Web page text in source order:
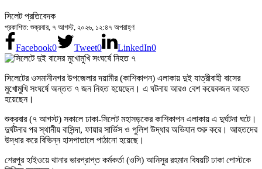
সিলেট প্রতিবেদক
প্রকাশিত: শুক্রবার, ৭ আগস্ট, ২০২৬, ১২:৪৭ অপরাহ্ণ
Facebook0 Tweet0 LinkedIn0
সিলেটের ওসমানীনগর উপজেলার দয়ামীর (কাশিকাপন) এলাকায় দুই যাত্রীবাহী বাসের
মুখোমুখি সংঘর্ষে অন্তত ৭ জন নিহত হয়েছেন। এ ঘটনায় আরও বেশ কয়েকজন আহত
হয়েছেন।
শুক্রবার (৭ আগস্ট) সকালে ঢাকা-সিলেট মহাসড়কের কাশিকাপন এলাকায় এ দুর্ঘটনা ঘটে।
দুর্ঘটনার পর স্থানীয় বাসিন্দা, ফায়ার সার্ভিস ও পুলিশ উদ্ধার অভিযান শুরু করে। আহতদের
উদ্ধার করে বিভিন্ন হাসপাতালে পাঠানো হয়েছে।
শেরপুর হাইওয়ে থানার ভারপ্রাপ্ত কর্মকর্তা (ওসি) আনিসুর রহমান বিষয়টি ঢাকা পোস্টকে